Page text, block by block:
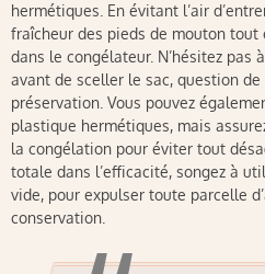
hermétiques. En évitant l’air
fraîcheur des pieds de mouton
dans le congélateur. N’hésitez pas
avant de sceller le sac, question
préservation. Vous pouvez
plastique hermétiques, mais
la congélation pour éviter tout
totale dans l’efficacité, songez à
vide, pour expulser toute parcelle
conservation.